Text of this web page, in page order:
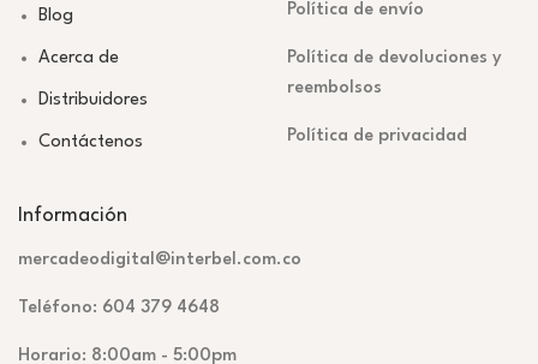
Blog
Acerca de
Distribuidores
Contáctenos
Política de envío
Política de devoluciones y
reembolsos
Política de privacidad
Información
mercadeodigital@interbel.com.co
Teléfono: 604 379 4648
Horario: 8:00am - 5:00pm